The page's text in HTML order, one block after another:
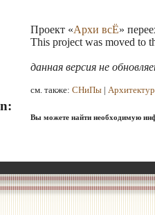
Проект «Архи всЁ»
This project was moved to
данная версия не
см. также: СНиПы |
Вы можете найти необходимую